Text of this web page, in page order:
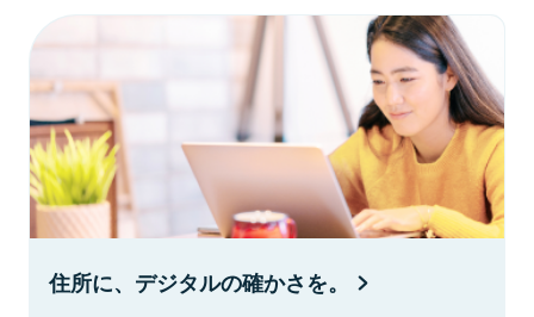
住所に、デジタルの確かさを。